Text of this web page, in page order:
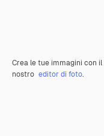
Crea le tue immagini con il
nostro editor di foto.